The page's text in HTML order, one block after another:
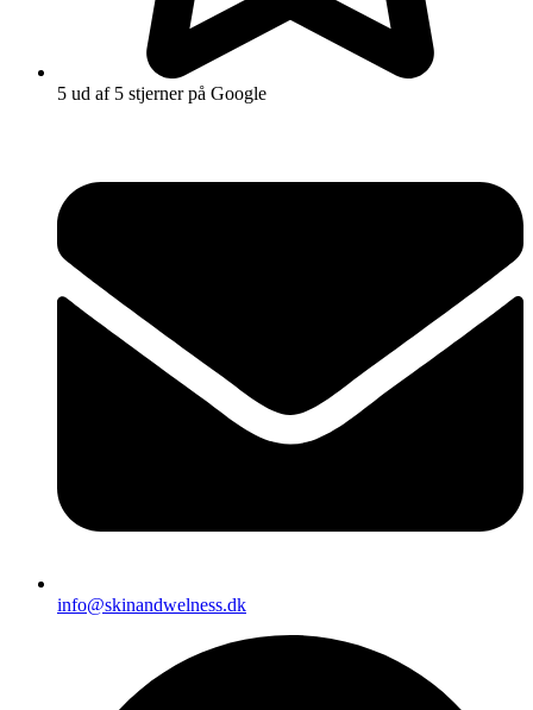
5 ud af 5 stjerner på Google
info@skinandwelness.dk